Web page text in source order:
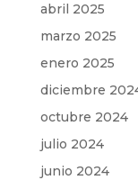
abril 2025
marzo 2025
enero 2025
diciembre
octubre 2024
julio 2024
junio 2024